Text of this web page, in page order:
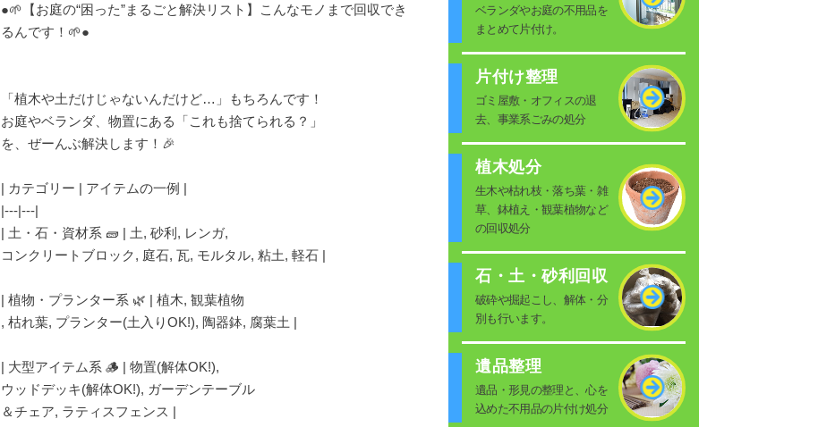
●🌱【お庭の“困った”まるごと解決リスト】こんなモノまで回収でき
るんです！🌱●
「植木や土だけじゃないんだけど…」もちろんです！
お庭やベランダ、物置にある「これも捨てられる？」
を、ぜーんぶ解決します！🎉
| カテゴリー | アイテムの一例 |
|---|---|
| 土・石・資材系 🧱 | 土, 砂利, レンガ,
コンクリートブロック, 庭石, 瓦, モルタル, 粘土, 軽石 |
| 植物・プランター系 🌿 | 植木, 観葉植物
, 枯れ葉, プランター(土入りOK!), 陶器鉢, 腐葉土 |
| 大型アイテム系 🪵 | 物置(解体OK!),
ウッドデッキ(解体OK!), ガーデンテーブル
＆チェア, ラティスフェンス |
ベランダやお庭の不用品を
まとめて片付け。
片付け整理
ゴミ屋敷・オフィスの退
去、事業系ごみの処分
植木処分
生木や枯れ枝・落ち葉・雑
草、鉢植え・観葉植物など
の回収処分
石・土・砂利回収
破砕や掘起こし、解体・分
別も行います。
遺品整理
遺品・形見の整理と、心を
込めた不用品の片付け処分